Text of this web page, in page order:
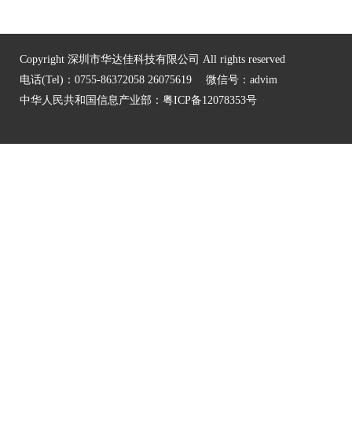
Copyright 深圳市华达佳科技有限公司 All rights reserved
电话(Tel)：0755-86372058 26075619 微信号：advim
中华人民共和国信息产业部： 粤ICP备12078353号